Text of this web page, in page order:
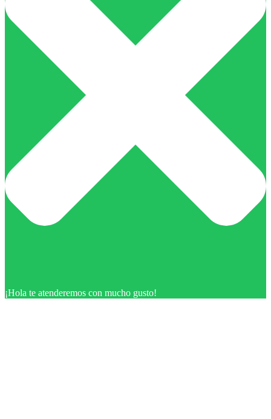
¡Hola te atenderemos con mucho gusto!